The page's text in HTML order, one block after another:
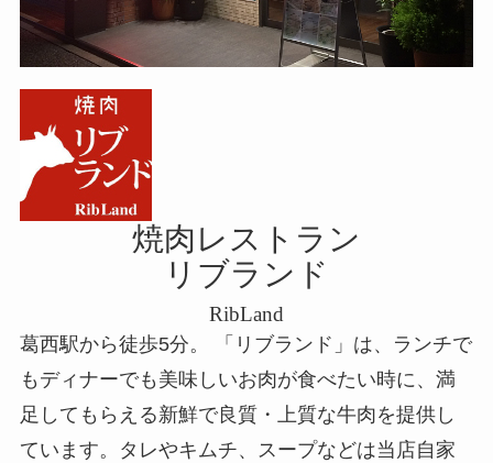
焼肉レストラン
リブランド
RibLand
葛西駅から徒歩5分。 「リブランド」は、ランチで
もディナーでも美味しいお肉が食べたい時に、満
足してもらえる新鮮で良質・上質な牛肉を提供し
ています。タレやキムチ、スープなどは当店自家